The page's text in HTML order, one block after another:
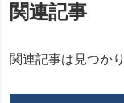
関連記事
関連記事は見つか